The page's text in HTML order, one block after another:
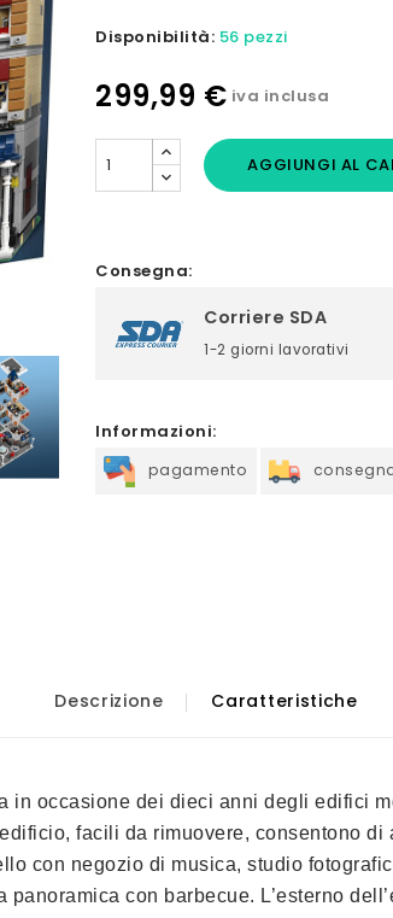
Disponibilità: 56 pezzi
299,99 € iva inclusa
AGGIUNGI AL
Consegna:
Corriere SDA
1-2 giorni lavorativi
Informazioni:
pagamento
Descrizione Caratteristiche
in occasione dei dieci anni degli edifici
facili da rimuovere, consentono
con negozio di musica, studio
con barbecue. L’esterno